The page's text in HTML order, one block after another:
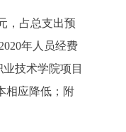
，占总支出预
年人员经费
技术学院项目
相应降低；附